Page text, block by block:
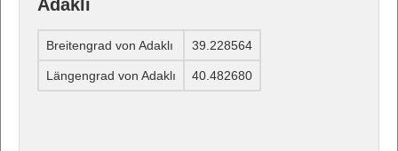
Adaklı
Breitengrad von Adaklı 39.228564
Längengrad von Adaklı 40.482680